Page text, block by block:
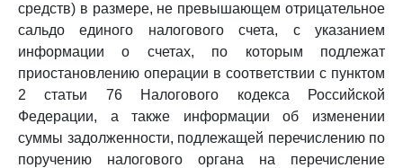
средств) в размере, не превышающем отрицательное
сальдо единого налогового счета, с указанием
информации о счетах, по которым подлежат
приостановлению операции в соответствии с пунктом
2 статьи 76 Налогового кодекса Российской
Федерации, а также информации об изменении
суммы задолженности, подлежащей перечислению по
поручению налогового органа на перечисление